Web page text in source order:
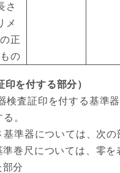
さ
メ
正
の
印を付する部分）
検査証印を付する基準
。
準器については、次の
巻尺については、零を
部分